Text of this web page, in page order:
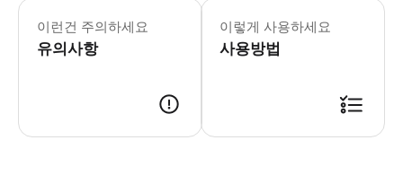
이런건 주의하세요
유의사항
이렇게 사용하세요
사용방법